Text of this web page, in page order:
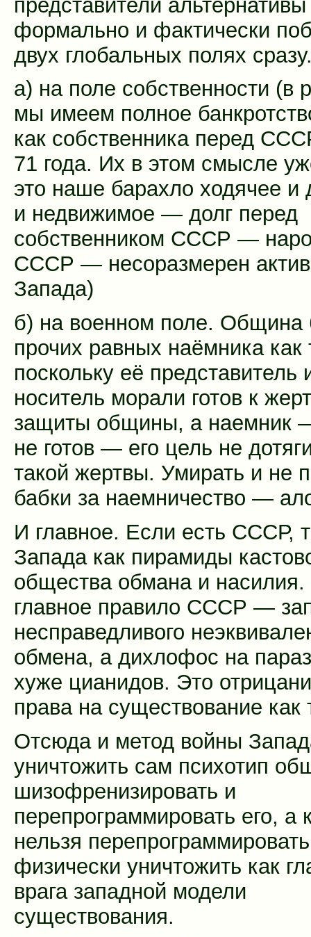
представители
формально и фактически
двух глобальных полях
а) на поле собственности (в
мы имеем полное
как собственника перед
71 года. Их в этом смысле
это наше барахло ходячее и
и недвижимое — долг перед
собственником СССР —
СССР — несоразмерен
Запада)
б) на военном поле. Община
прочих равных наёмника как
поскольку её представитель
носитель морали готов к
защиты общины, а наемник
не готов — его цель не
такой жертвы. Умирать и не
бабки за наемничество —
И главное. Если есть СССР,
Запада как пирамиды
общества обмана и насилия.
главное правило СССР —
несправедливого
обмена, а дихлофос на
хуже цианидов. Это
права на существование как
Отсюда и метод войны
уничтожить сам психотип
шизофренизировать и
перепрограммировать его, а
нельзя
физически уничтожить как
врага западной модели
существования.